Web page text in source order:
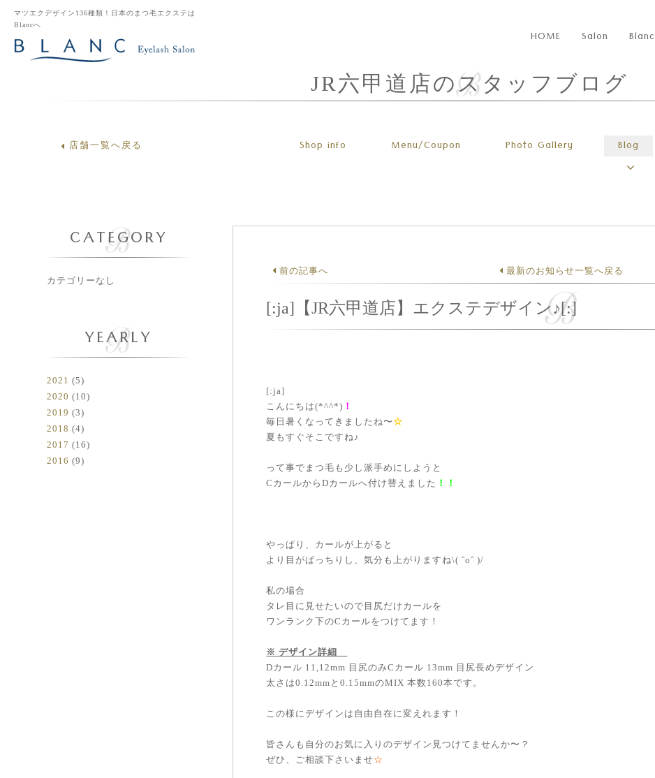
マツエクデザイン136種類！日本のまつ毛エクステは
Blancへ
HOME Salon Blanc
JR六甲道店のスタッフブログ
店舗一覧へ戻る Shop info Menu/Coupon Photo Gallery Blog
CATEGORY
カテゴリーなし
YEARLY
2021 (5)
2020 (10)
2019 (3)
2018 (4)
2017 (16)
2016 (9)
前の記事へ 最新のお知らせ一覧へ戻る
[:ja]【JR六甲道店】エクステデザイン♪[:]
[:ja]
こんにちは(*^^*) ！
毎日暑くなってきましたね〜☆
夏もすぐそこですね♪
って事でまつ毛も少し派手めにしようと
CカールからDカールへ付け替えました ！！
やっぱり、カールが上がると
より目がぱっちりし、気分も上がりますね\( ˆoˆ )/
私の場合
タレ目に見せたいので目尻だけカールを
ワンランク下のCカールをつけてます！
※ デザイン詳細
Dカール 11,12mm 目尻のみCカール 13mm 目尻長めデザイン
太さは0.12mmと0.15mmのMIX 本数160本です。
この様にデザインは自由自在に変えれます！
皆さんも自分のお気に入りのデザイン見つけてませんか〜？
ぜひ、ご相談下さいませ☆